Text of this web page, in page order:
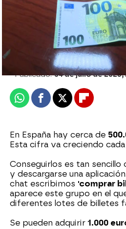
antena3.com
Publicado:04 de julio de 2023,
WhatsappFacebook
X Flipboard
En España hay cerca de
Esta cifra va creciendo
Conseguirlos es tan sencillo
y descargarse una
chat escribimos 'comprar
aparece este grupo en el
diferentes lotes de billetes
Se pueden adquirir 1.000